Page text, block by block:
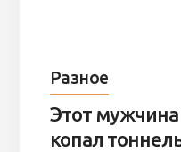
Разное
Этот мужчина
копал